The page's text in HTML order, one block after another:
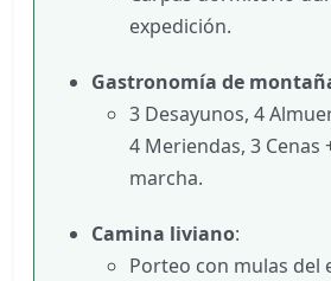
expedición.
Gastronomía de
3 Desayunos, 4
4 Meriendas, 3
marcha.
Camina liviano:
Porteo con mulas del